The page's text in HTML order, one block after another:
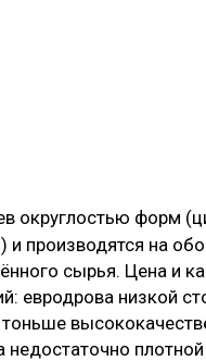
округлостью форм
производятся на
сырья. Цена и
евродрова низкой